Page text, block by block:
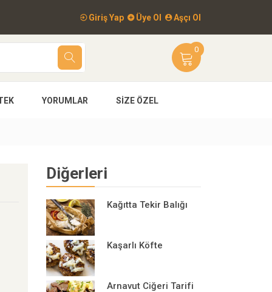
Giriş Yap Üye Ol Aşçı Ol
0
YORUMLAR SIZE ÖZEL
Diğerleri
Kağıtta Tekir Balığı
Kaşarlı Köfte
Arnavut Ciğeri Tarifi